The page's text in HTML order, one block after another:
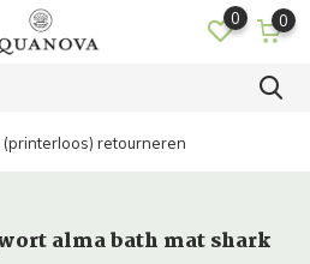
0 0
(printerloos) retourneren
alma bath mat shark